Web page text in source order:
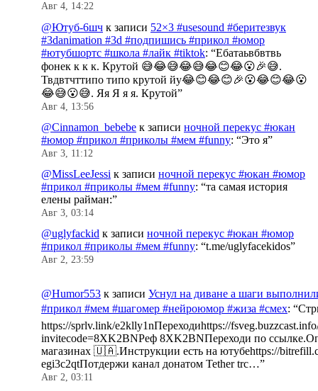
Авг 4, 14:22
@Ютуб-6шч к записи 52×3 #usesound #беритезвук
#3danimation #3d #подпишись #прикол #юмор
#ютубшортс #школа #лайк #tiktok: “Ебатаьвбвтвь
фонек к к к. Крутой 😅😂😅😂😅😂😊😂😮🎉😅.
Твдвтчттипо типо крутой йу😂😊😂😊🎉😮😂😊😂😮
😂😅😮😅. Яя Я я я. Крутой”
Авг 4, 13:56
@Cinnamon_bebebe к записи ночной перекус #юкан
#юмор #прикол #приколы #мем #funny: “Это я”
Авг 3, 11:12
@MissLeeJessi к записи ночной перекус #юкан #юмор
#прикол #приколы #мем #funny: “та самая история
елены райман:”
Авг 3, 03:14
@uglyfackid к записи ночной перекус #юкан #юмор
#прикол #приколы #мем #funny: “t.me/uglyfacekidos”
Авг 2, 23:59
@Humor553 к записи Уснул на диване а шаги
#прикол #мем #шагомер #нейроюмор #жиза #смех: “
https://sprlv.link/e2klly1nПереходиhttps://
invitecode=8XK2BNРеф 8XK2BNПереходи по
магазинах 🇺🇦.Инструкции есть на ютубеhttps://
egi3c2qtПотдержи канал донатом Tether trc…”
Авг 2, 03:11